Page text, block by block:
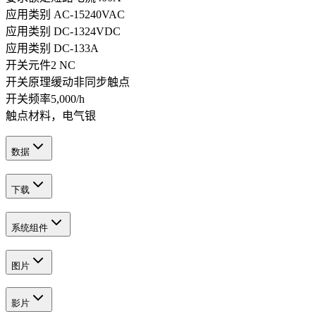
应用类别 AC-15240VAC
应用类别 DC-1324VDC
应用类别 DC-133A
开关元件2 NC
开关原理缓动非同步触点
开关频率5,000/h
触点材料，电气银
数据
下载
系统组件
图片
影片